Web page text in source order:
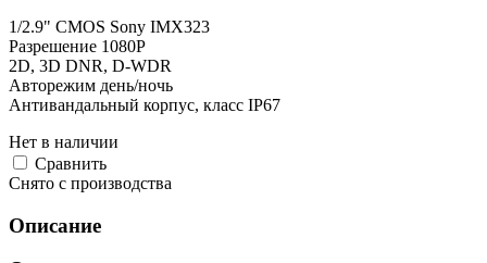
1/2.9" CMOS Sony IMX323
Разрешение 1080P
2D, 3D DNR, D-WDR
Авторежим день/ночь
Антивандальный корпус, класс IP67
Нет в наличии
Cравнить
Снято с производства
Описание